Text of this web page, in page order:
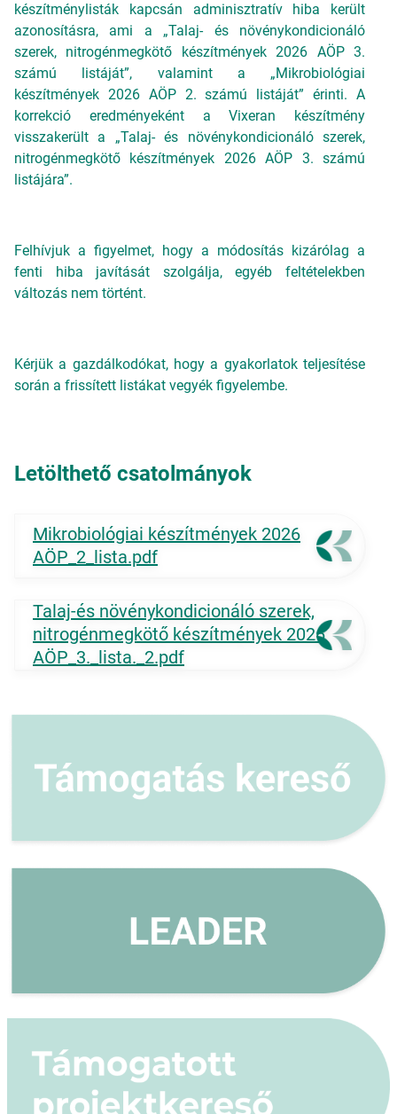
készítménylisták kapcsán adminisztratív hiba került
azonosításra, ami a „Talaj- és növénykondicionáló
szerek, nitrogénmegkötő készítmények 2026 AÖP 3.
számú listáját”, valamint a „Mikrobiológiai
készítmények 2026 AÖP 2. számú listáját” érinti. A
korrekció eredményeként a Vixeran készítmény
visszakerült a „Talaj- és növénykondicionáló szerek,
nitrogénmegkötő készítmények 2026 AÖP 3. számú
listájára”.
Felhívjuk a figyelmet, hogy a módosítás kizárólag a
fenti hiba javítását szolgálja, egyéb feltételekben
változás nem történt.
Kérjük a gazdálkodókat, hogy a gyakorlatok teljesítése
során a frissített listákat vegyék figyelembe.
Letölthető csatolmányok
Mikrobiológiai készítmények 2026
AÖP_2_lista.pdf
Talaj-és növénykondicionáló szerek,
nitrogénmegkötő készítmények 2026
AÖP_3._lista._2.pdf